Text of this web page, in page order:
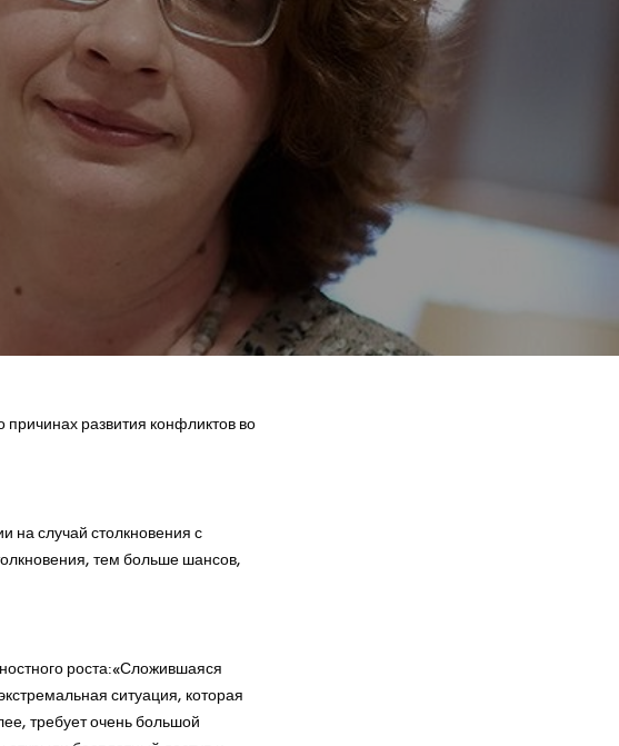
развития конфликтов во
на случай столкновения с
тем больше шансов,
роста:«Сложившаяся
ситуация, которая
требует очень большой